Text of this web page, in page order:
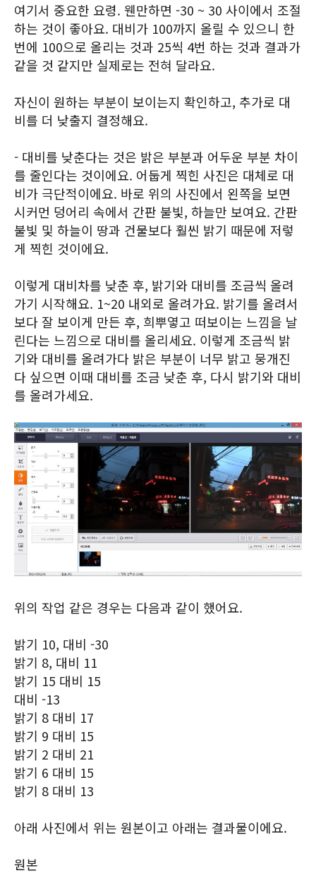
여기서 중요한 요령. 웬만하면 -30 ~ 30 사이에서 조절
하는 것이 좋아요. 대비가 100까지 올릴 수 있으니 한
번에 100으로 올리는 것과 25씩 4번 하는 것과 결과가
같을 것 같지만 실제로는 전혀 달라요.
자신이 원하는 부분이 보이는지 확인하고, 추가로 대
비를 더 낮출지 결정해요.
- 대비를 낮춘다는 것은 밝은 부분과 어두운 부분 차이
를 줄인다는 것이에요. 어둡게 찍힌 사진은 대체로 대
비가 극단적이에요. 바로 위의 사진에서 왼쪽을 보면
시커먼 덩어리 속에서 간판 불빛, 하늘만 보여요. 간판
불빛 및 하늘이 땅과 건물보다 훨씬 밝기 때문에 저렇
게 찍힌 것이에요.
이렇게 대비차를 낮춘 후, 밝기와 대비를 조금씩 올려
가기 시작해요. 1~20 내외로 올려가요. 밝기를 올려서
보다 잘 보이게 만든 후, 희뿌옇고 떠보이는 느낌을 날
린다는 느낌으로 대비를 올리세요. 이렇게 조금씩 밝
기와 대비를 올려가다 밝은 부분이 너무 밝고 뭉개진
다 싶으면 이때 대비를 조금 낮춘 후, 다시 밝기와 대비
를 올려가세요.
위의 작업 같은 경우는 다음과 같이 했어요.
밝기 10, 대비 -30
밝기 8, 대비 11
밝기 15 대비 15
대비 -13
밝기 8 대비 17
밝기 9 대비 15
밝기 2 대비 21
밝기 6 대비 15
밝기 8 대비 13
아래 사진에서 위는 원본이고 아래는 결과물이에요.
원본